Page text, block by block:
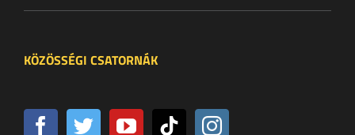
KÖZÖSSÉGI CSATORNÁK